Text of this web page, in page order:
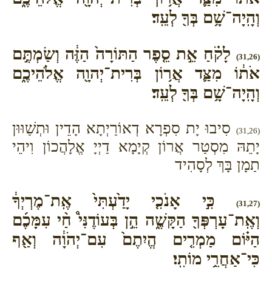
וְהָֽיָה־שָׁ֥ם בְּךָ֖ לְעֵֽד׃
(31,26)
לָקֹ֗חַ אֵ֣ת סֵ֤פֶר הַתּוֹרָה֙ הַזֶּ֔ה וְשַׂמְתֶּ֣ם
אֹת֔וֹ מִצַּ֛ד אֲר֥וֹן בְּרִית־יְהוָ֖ה אֱלֹהֵיכֶ֑ם
וְהָֽיָה־שָׁ֥ם בְּךָ֖ לְעֵֽד׃
(31,26)
סִיבוּ יָת סִפְרָא דְאוֹרַיְתָא הָדֵין וּתְשַׁוּוּן
יָתֵהּ מִסְטַר אֲרוֹן קְיָמָא דַיְיָ אֱלָהֲכוֹן וִיהֵי
תַמָן בָּךְ לְסָהִיד
(31,27)
כִּ֣י אָנֹכִ֤י יָדַ֙עְתִּי֙ אֶֽת־מֶרְיְךָ֔
וְאֶֽת־עָרְפְּךָ֖ הַקָּשֶׁ֑ה הֵ֣ן בְּעוֹדֶנִּי֩ חַ֨י עִמָּכֶ֜ם
הַיּ֗וֹם מַמְרִ֤ים הֱיִתֶם֙ עִם־יְהֹוָ֔ה וְאַ֖ף
כִּי־אַחֲרֵ֥י מוֹתִֽי׃